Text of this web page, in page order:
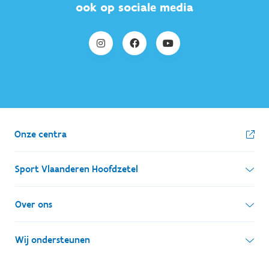
ook op sociale media
Onze centra
Sport Vlaanderen Hoofdzetel
Simon Bolivarlaan 17
1000 Brussel
Ondernemingsnummer: BE 0248.142.826
Over ons
Wie zijn we, wat doen we
Wij ondersteunen